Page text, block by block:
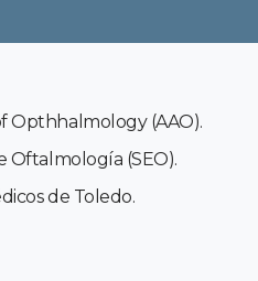
Opthhalmology (AAO).
Oftalmología (SEO).
de Toledo.